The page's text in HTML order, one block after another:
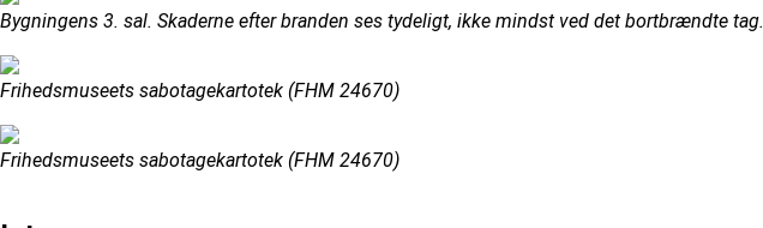
Bygningens 3. sal. Skaderne efter branden ses tydeligt, ikke mindst ved det bortbrændte tag.
Frihedsmuseets sabotagekartotek (FHM 24670)
Frihedsmuseets sabotagekartotek (FHM 24670)